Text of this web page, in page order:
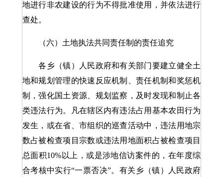
地进行非农建设的行为不得批准使用，并依法进行
查处。
（六）土地执法共同责任制的责任追究
各乡（镇）人民政府和有关部门要建立健全土
地和规划管理的快速反应机制、责任机制和奖惩机
制，强化国土资源、规划监察，及时发现和制止各
类违法行为。凡在辖区内有违法占用基本农田行为
发生，或在省、市组织的巡查活动中，违法用地宗
数占被检查项目宗数或违法用地面积占被检查项目
总面积10%以上，或是涉地信访案件的，在年度综
合考核中实行“一票否决”。有关乡（镇）人民政府